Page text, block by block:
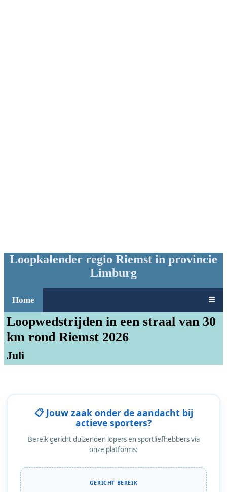
Loopkalender regio Riemst in provincie
Limburg
Home ☰
Loopwedstrijden in een straal van 30
km rond Riemst 2026
Juli
📋 Jouw zaak onder de aandacht bij
actieve sporters?
Bereik gericht duizenden lopers en sportliefhebbers via
onze platforms:
GERICHT BEREIK